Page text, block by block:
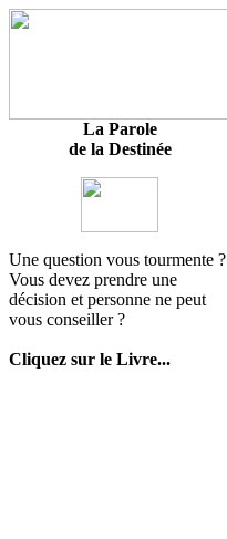
La Parole
de la Destinée
Une question vous tourmente ?
Vous devez prendre une
décision et personne ne peut
vous conseiller ?
Cliquez sur le Livre...